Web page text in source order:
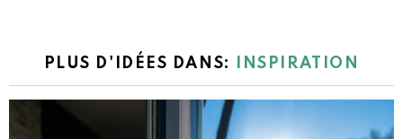
PLUS D'IDÉES DANS: INSPIRATION